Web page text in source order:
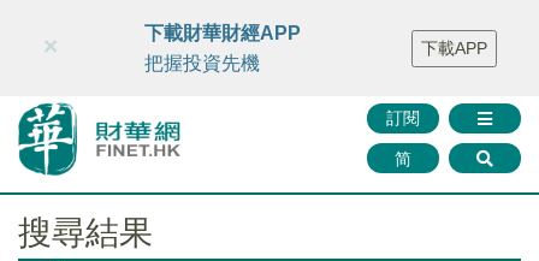
財華智庫網 FINTV FINMETA 財華證券 媒體矩陣
智庫沙龍
聯絡我們
訂閱
简
×
下載財華財經APP
把握投資先機
下載APP
搜尋結果